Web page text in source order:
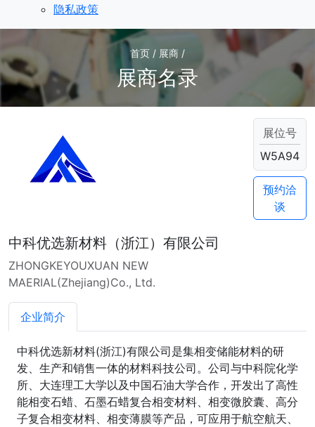
隐私政策
首页 / 展商 /
展商名录
中科优选新材料（浙江）有限公司
ZHONGKEYOUXUAN NEW
MAERIAL(Zhejiang)Co., Ltd.
展位号
W5A94
预约洽
谈
企业简介
中科优选新材料(浙江)有限公司是集相变储能材料的研
发、生产和销售一体的材料科技公司。公司与中科院化学
所、大连理工大学以及中国石油大学合作，开发出了高性
能相变石蜡、石墨石蜡复合相变材料、相变微胶囊、高分
子复合相变材料、相变薄膜等产品，可应用于航空航天、